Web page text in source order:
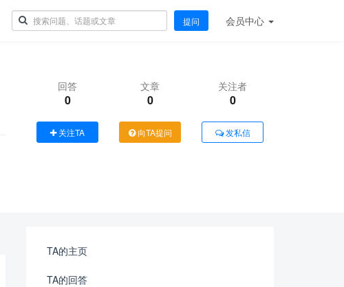
提问 会员中心
回答
0
文章
0
关注者
0
关注TA 向TA提问 发私信
TA的主页
TA的回答